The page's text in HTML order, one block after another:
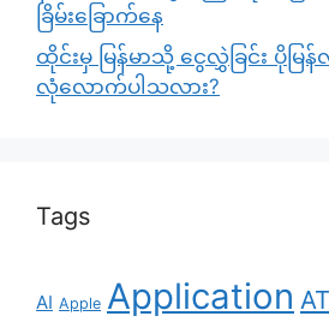
ခြိမ်းခြောက်နေ
ထိုင်းမှ မြန်မာသို့ ငွေလွှဲခြင်း ပိုမ
လုံလောက်ပါသလား?
Tags
AI Apple Application